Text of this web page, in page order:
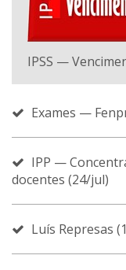
IPSS —
Exames —
IPP —
docentes (24/jul)
Luís Represas